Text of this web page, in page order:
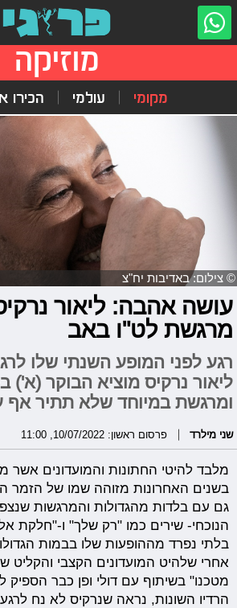
מוזיקה
מקומי עולמי הכירו
© צילום: באדיבות יח"צ
עושה אהבה: ליאור
מרגשת לט"ו באב
רגע לפני המופע השנתי שלו
ליאור נרקיס מוציא הבוקר (א')
ומרגשת במיוחד שלא תתיר אף
שני מילרד פרסום ראשון: 10/07/2022, 11:00
מלבד להיטי החתונות והמועדונים אשר
בשנים האחרונות מזוהה שמו של הזמר
גם עם בלדות מהגדולות והמרגשות
הנוכחי- שירים כמו "רק שלך" ו-"חלקת
בלתי נפרד מההופעות שלו בבמות
אחרי שלהיט המועדונים הקצבי והקליט
מטכנו" בשיתוף עם דולי ופן כבר
הרדיו השונות, נראה שנרקיס לא נח